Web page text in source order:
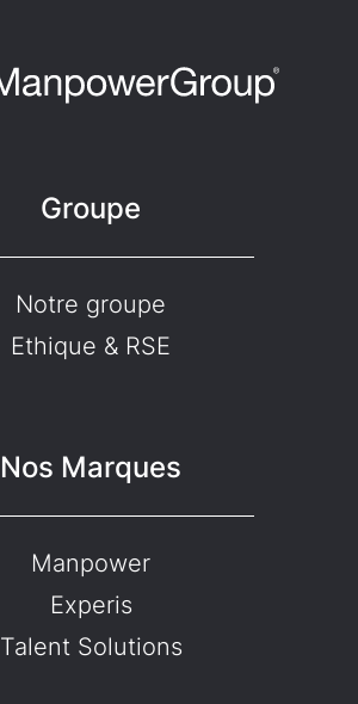
Groupe
Notre groupe
Ethique & RSE
Nos Marques
Manpower
Experis
Talent Solutions